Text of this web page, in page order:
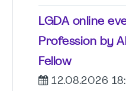
LGDA online
Profession by
Fellow
12.08.2026